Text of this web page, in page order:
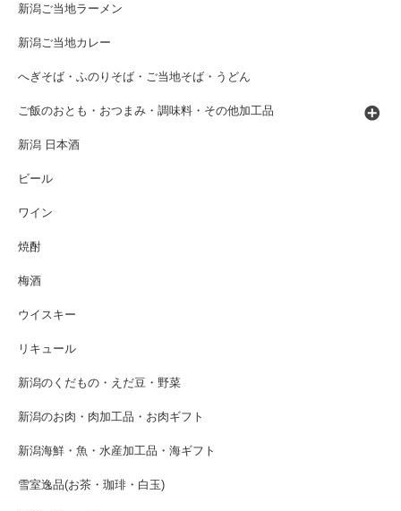
新潟ご当地ラーメン
新潟ご当地カレー
へぎそば・ふのりそば・ご当地そば・うどん
ご飯のおとも・おつまみ・調味料・その他加工品
新潟 日本酒
ビール
ワイン
焼酎
梅酒
ウイスキー
リキュール
新潟のくだもの・えだ豆・野菜
新潟のお肉・肉加工品・お肉ギフト
新潟海鮮・魚・水産加工品・海ギフト
雪室逸品(お茶・珈琲・白玉)